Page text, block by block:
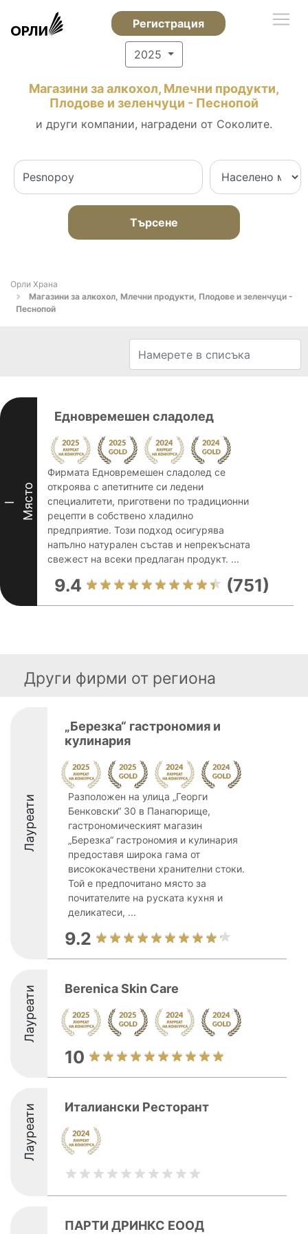
Регистрация
2025
Магазини за алкохол, Млечни продукти,
Плодове и зеленчуци - Песнопой
и други компании, наградени от Соколите.
Търсене
Орли Храна
Магазини за алкохол, Млечни продукти, Плодове и зеленчуци -
Песнопой
I Място
Едновремешен сладолед
Фирмата Едновремешен сладолед се
откроява с апетитните си ледени
специалитети, приготвени по традиционни
рецепти в собствено хладилно
предприятие. Този подход осигурява
напълно натурален състав и непрекъсната
свежест на всеки предлаган продукт. ...
9.4 (751)
Други фирми от региона
Лауреати
„Березка“ гастрономия и
кулинария
Разположен на улица „Георги
Бенковски“ 30 в Панагюрище,
гастрономическият магазин
„Березка“ гастрономия и кулинария
предоставя широка гама от
висококачествени хранителни стоки.
Той е предпочитано място за
почитателите на руската кухня и
деликатеси, ...
9.2
Лауреати Berenica Skin Care
10
Лауреати Италиански Ресторант
ПАРТИ ДРИНКС ЕООД